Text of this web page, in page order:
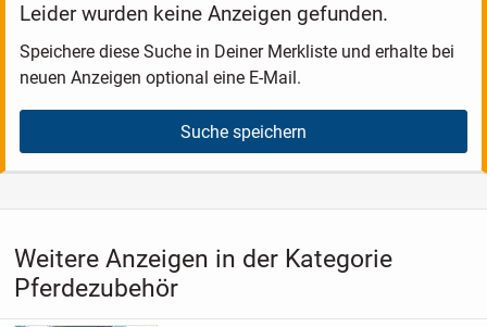
Leider wurden keine Anzeigen gefunden.
Speichere diese Suche in Deiner Merkliste und erhalte bei
neuen Anzeigen optional eine E-Mail.
Suche speichern
Weitere Anzeigen in der Kategorie
Pferdezubehör